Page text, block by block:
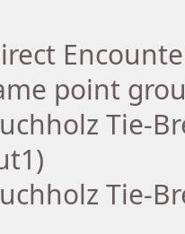
point
Tie-
Tie-